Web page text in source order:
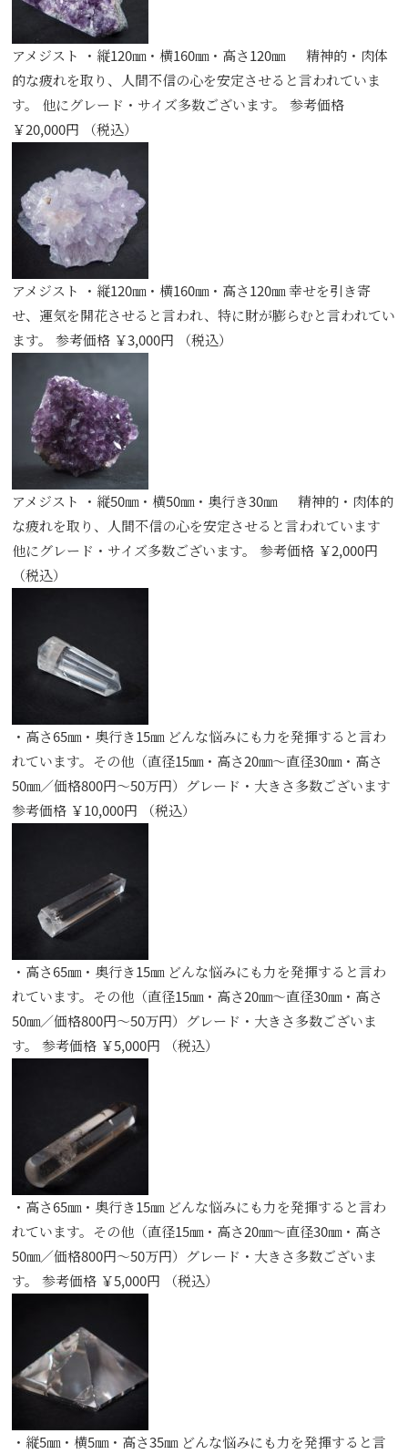
アメジスト ・縦120㎜・横160㎜・高さ120㎜ 精神的・肉体
的な疲れを取り、人間不信の心を安定させると言われていま
す。 他にグレード・サイズ多数ございます。 参考価格
￥20,000円 （税込）
アメジスト ・縦120㎜・横160㎜・高さ120㎜ 幸せを引き寄
せ、運気を開花させると言われ、特に財が膨らむと言われてい
ます。 参考価格 ￥3,000円 （税込）
アメジスト ・縦50㎜・横50㎜・奥行き30㎜ 精神的・肉体的
な疲れを取り、人間不信の心を安定させると言われています
他にグレード・サイズ多数ございます。 参考価格 ￥2,000円
（税込）
・高さ65㎜・奥行き15㎜ どんな悩みにも力を発揮すると言わ
れています。その他（直径15㎜・高さ20㎜～直径30㎜・高さ
50㎜／価格800円～50万円）グレード・大きさ多数ございます
参考価格 ￥10,000円 （税込）
・高さ65㎜・奥行き15㎜ どんな悩みにも力を発揮すると言わ
れています。その他（直径15㎜・高さ20㎜～直径30㎜・高さ
50㎜／価格800円～50万円）グレード・大きさ多数ございま
す。 参考価格 ￥5,000円 （税込）
・高さ65㎜・奥行き15㎜ どんな悩みにも力を発揮すると言わ
れています。その他（直径15㎜・高さ20㎜～直径30㎜・高さ
50㎜／価格800円～50万円）グレード・大きさ多数ございま
す。 参考価格 ￥5,000円 （税込）
・縦5㎜・横5㎜・高さ35㎜ どんな悩みにも力を発揮すると言